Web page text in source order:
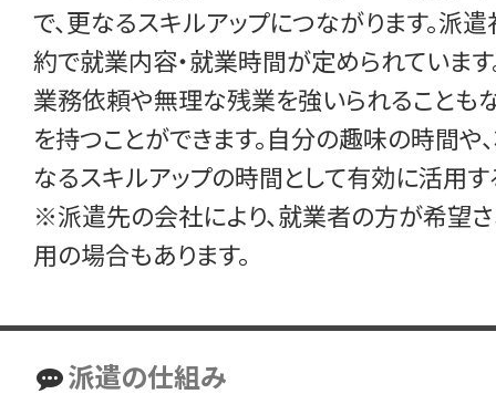
で、更なるスキルアップにつながります。派
約で就業内容・就業時間が定められています
業務依頼や無理な残業を強いられることもな
を持つことができます。自分の趣味の時間や
なるスキルアップの時間として有効に活用す
※派遣先の会社により、就業者の方が希望
用の場合もあります。
派遣の仕組み